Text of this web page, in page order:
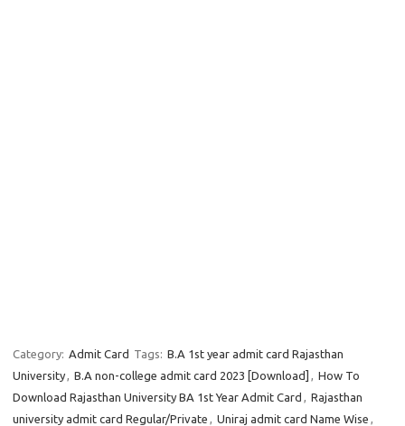
Category: Admit Card Tags: B.A 1st year admit card Rajasthan
University, B.A non-college admit card 2023 [Download] , How To
Download Rajasthan University BA 1st Year Admit Card , Rajasthan
university admit card Regular/Private , Uniraj admit card Name Wise ,